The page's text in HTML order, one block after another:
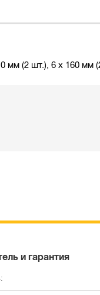
мм (2 шт.), 6 x 160 мм
и гарантия